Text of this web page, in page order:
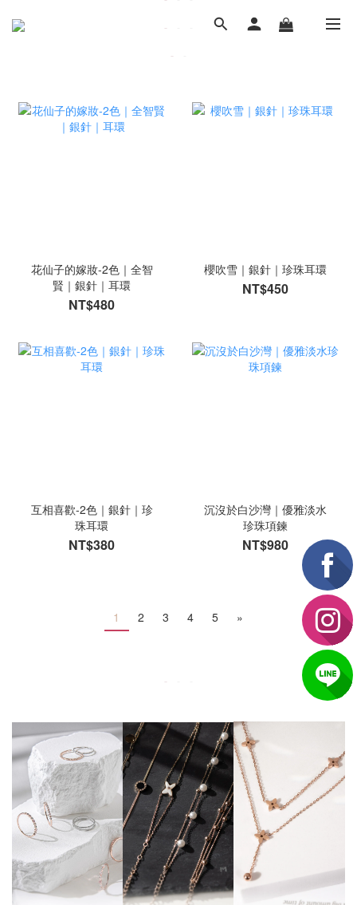
花仙子的嫁妝-2色｜全智
賢｜銀針｜耳環
NT$480
櫻吹雪｜銀針｜珍珠耳環
NT$450
互相喜歡-2色｜銀針｜珍
珠耳環
NT$380
沉沒於白沙灣｜優雅淡水
珍珠項鍊
NT$980
1 2 3 4 5 »